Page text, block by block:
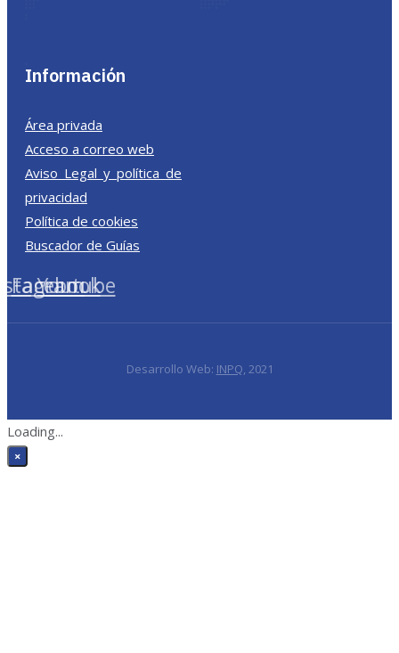
Información
Área privada
Acceso a correo web
Aviso Legal y política de
privacidad
Política de cookies
Buscador de Guías
Facebook
Youtube
Desarrollo Web: INPQ, 2021
Loading...
×